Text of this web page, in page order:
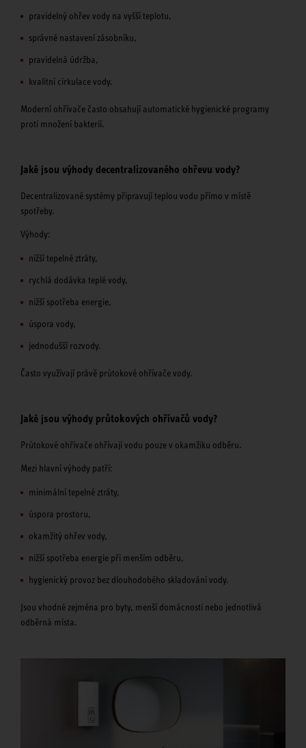
pravidelný ohřev vody na vyšší teplotu,
správné nastavení zásobníku,
pravidelná údržba,
kvalitní cirkulace vody.
Moderní ohřívače často obsahují automatické hygienické programy
proti množení bakterií.
Jaké jsou výhody decentralizovaného ohřevu vody?
Decentralizované systémy připravují teplou vodu přímo v místě
spotřeby.
Výhody:
nižší tepelné ztráty,
rychlá dodávka teplé vody,
nižší spotřeba energie,
úspora vody,
jednodušší rozvody.
Často využívají právě průtokové ohřívače vody.
Jaké jsou výhody průtokových ohřívačů vody?
Průtokové ohřívače ohřívají vodu pouze v okamžiku odběru.
Mezi hlavní výhody patří:
minimální tepelné ztráty,
úspora prostoru,
okamžitý ohřev vody,
nižší spotřeba energie při menším odběru,
hygienický provoz bez dlouhodobého skladování vody.
Jsou vhodné zejména pro byty, menší domácnosti nebo jednotlivá
odběrná místa.